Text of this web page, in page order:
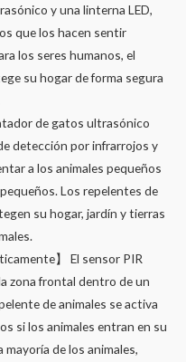
y una linterna LED,
que los hacen sentir
los seres humanos, el
su hogar de forma segura
de gatos ultrasónico
detección por infrarrojos y
a los animales pequeños
Los repelentes de
su hogar, jardín y tierras
】 El sensor PIR
zona frontal dentro de un
de animales se activa
si los animales entran en su
mayoría de los animales,